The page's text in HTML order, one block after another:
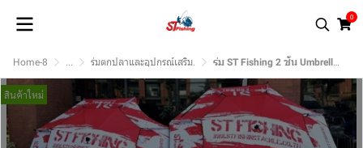
0
Home-8 ... ร่มตกปลาและอุปกรณ์เสริม. ร่ม ST Fishing 2 ชั้น Umbrella 2024 ผ้ากัน UV กันน้ำ พื้นดำปกป้องความร้อน ราคาเบาๆ
สินค้าใหม่